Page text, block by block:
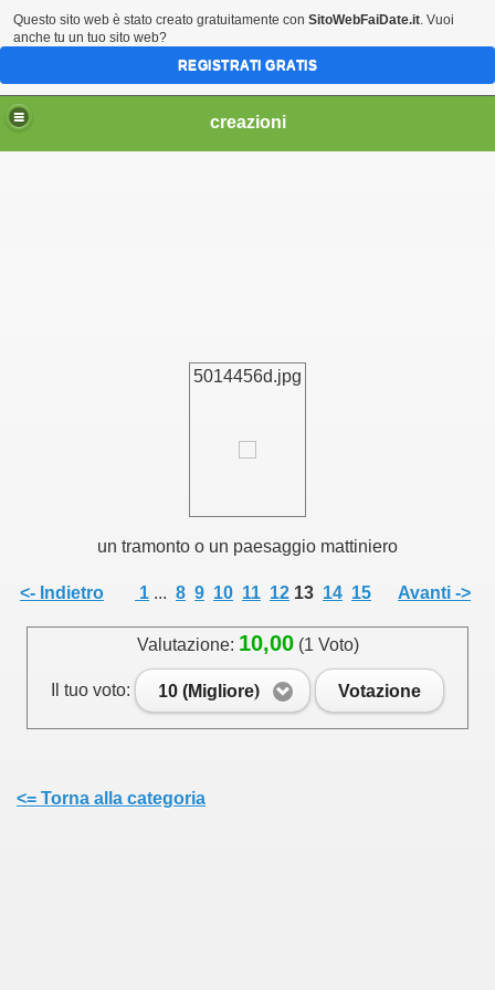
creazioni
5014456d.jpg
un tramonto o un paesaggio mattiniero
<- Indietro 1 ... 8 9 10 11 12 13 14 15 Avanti ->
Valutazione: 10,00(1 Voto)
Il tuo voto: 10 (Migliore) Votazione
<= Torna alla categoria
Questo sito web è stato creato gratuitamente con SitoWebFaiDate.it. Vuoi
anche tu un tuo sito web?
REGISTRATI GRATIS